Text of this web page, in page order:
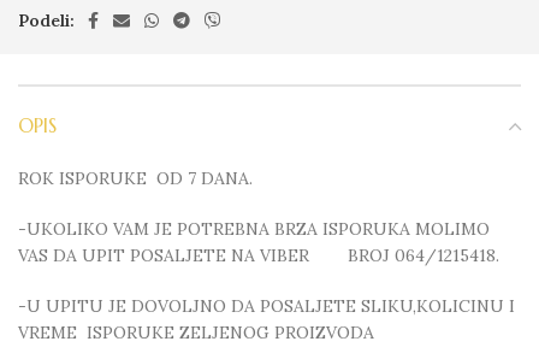
Podeli:
OPIS
ROK ISPORUKE OD 7 DANA.
-UKOLIKO VAM JE POTREBNA BRZA ISPORUKA MOLIMO
VAS DA UPIT POSALJETE NA VIBER BROJ 064/1215418.
-U UPITU JE DOVOLJNO DA POSALJETE SLIKU,KOLICINU I
VREME ISPORUKE ZELJENOG PROIZVODA